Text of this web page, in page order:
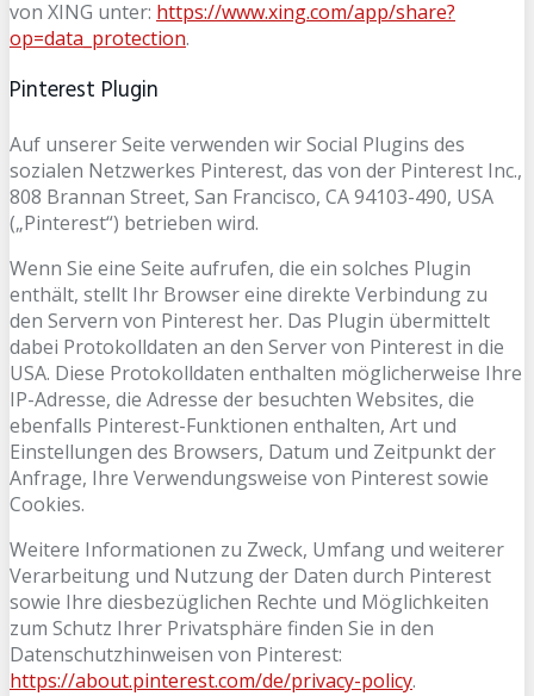
von XING unter: https://www.xing.com/app/share?
op=data_protection.
Pinterest Plugin
Auf unserer Seite verwenden wir Social Plugins des
sozialen Netzwerkes Pinterest, das von der Pinterest Inc.,
808 Brannan Street, San Francisco, CA 94103-490, USA
(„Pinterest“) betrieben wird.
Wenn Sie eine Seite aufrufen, die ein solches Plugin
enthält, stellt Ihr Browser eine direkte Verbindung zu
den Servern von Pinterest her. Das Plugin übermittelt
dabei Protokolldaten an den Server von Pinterest in die
USA. Diese Protokolldaten enthalten möglicherweise Ihre
IP-Adresse, die Adresse der besuchten Websites, die
ebenfalls Pinterest-Funktionen enthalten, Art und
Einstellungen des Browsers, Datum und Zeitpunkt der
Anfrage, Ihre Verwendungsweise von Pinterest sowie
Cookies.
Weitere Informationen zu Zweck, Umfang und weiterer
Verarbeitung und Nutzung der Daten durch Pinterest
sowie Ihre diesbezüglichen Rechte und Möglichkeiten
zum Schutz Ihrer Privatsphäre finden Sie in den
Datenschutzhinweisen von Pinterest:
https://about.pinterest.com/de/privacy-policy.